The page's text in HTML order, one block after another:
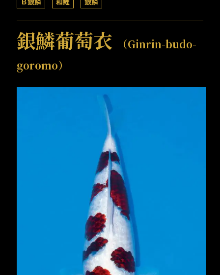
銀鱗葡萄衣
（Ginrin-budo-
goromo）